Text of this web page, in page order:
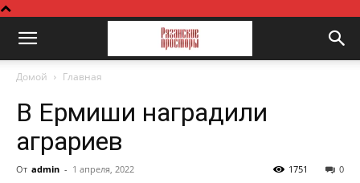
Домой Главная
В Ермиши наградили
аграриев
От admin - 1 апреля, 2022 0
1751